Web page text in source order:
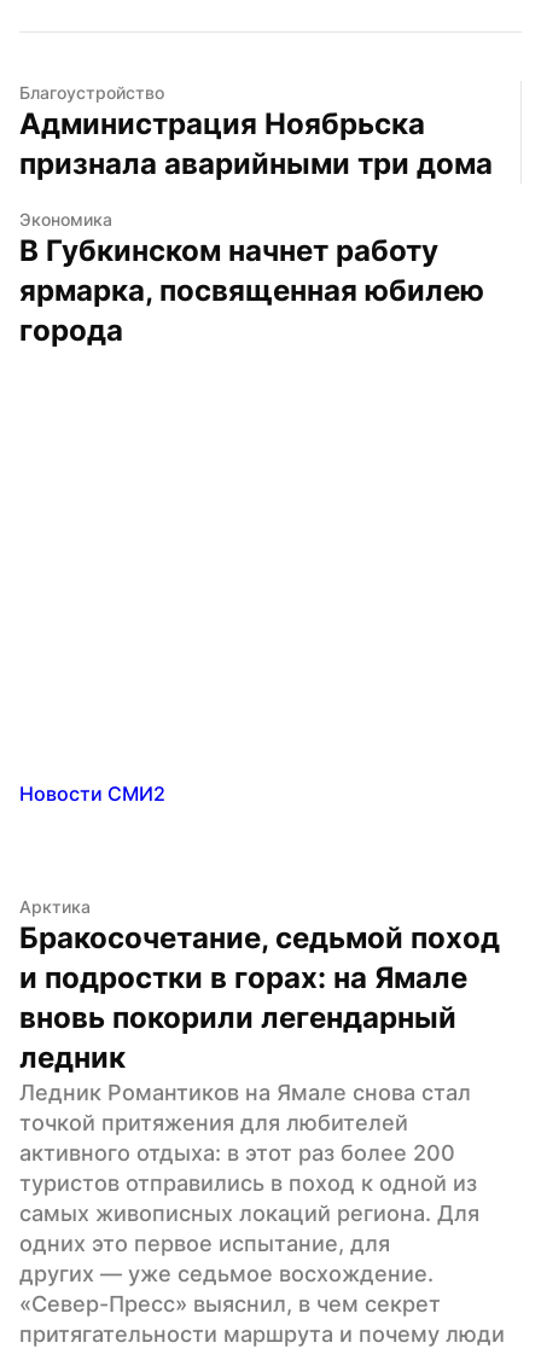
Благоустройство
Администрация Ноябрьска
признала аварийными три дома
Экономика
В Губкинском начнет работу
ярмарка, посвященная юбилею
города
Новости СМИ2
Арктика
Бракосочетание, седьмой поход
и подростки в горах: на Ямале
вновь покорили легендарный
ледник
Ледник Романтиков на Ямале снова стал
точкой притяжения для любителей
активного отдыха: в этот раз более 200
туристов отправились в поход к одной из
самых живописных локаций региона. Для
одних это первое испытание, для
других — уже седьмое восхождение.
«Север-Пресс» выяснил, в чем секрет
притягательности маршрута и почему люди